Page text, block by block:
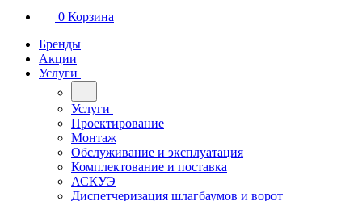
0 Корзина
Бренды
Акции
Услуги
Услуги
Проектирование
Монтаж
Обслуживание и эксплуатация
Комплектование и поставка
АСКУЭ
Диспетчеризация шлагбаумов и ворот